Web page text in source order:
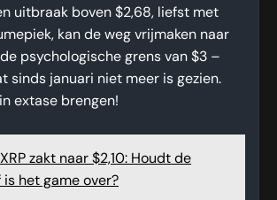
uitbraak boven $2,68, liefst met
kan de weg vrijmaken naar
psychologische grens van $3 –
sinds januari niet meer is gezien.
extase brengen!
XRP zakt naar $2,10: Houdt de
het game over?